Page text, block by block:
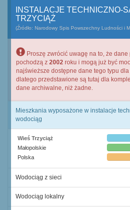
INSTALACJE TECHNICZNO-
TRZYCIĄŻ
(Źródło: Narodowy Spis Powszechny Ludności i
Proszę zwrócić uwagę na to, że
pochodzą z 2002 roku i mogą już być
najświeższe dostępne dane tego typu
dlatego przedstawione są tutaj dla
dane archiwalne, niż żadne.
Mieszkania wyposażone w instalacje
wodociąg
Wieś Trzyciąż
Małopolskie
Polska
Wodociąg z sieci
Wodociąg lokalny